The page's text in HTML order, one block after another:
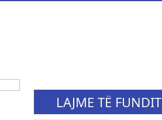
LAJME TË FUNDIT